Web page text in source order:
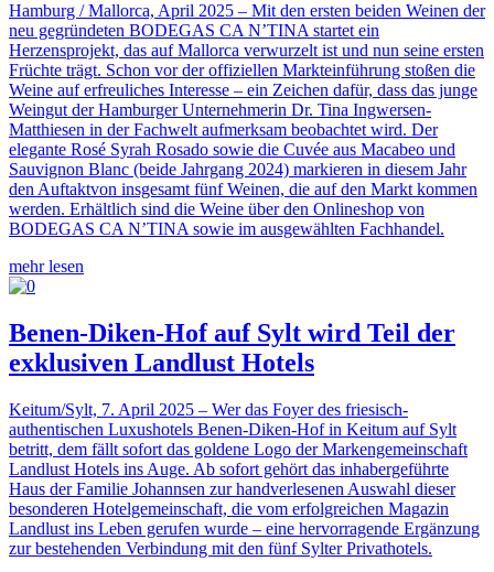
Hamburg / Mallorca, April 2025 – Mit den ersten beiden Weinen der
neu gegründeten BODEGAS CA N’TINA startet ein
Herzensprojekt, das auf Mallorca verwurzelt ist und nun seine ersten
Früchte trägt. Schon vor der offiziellen Markteinführung stoßen die
Weine auf erfreuliches Interesse – ein Zeichen dafür, dass das junge
Weingut der Hamburger Unternehmerin Dr. Tina Ingwersen-
Matthiesen in der Fachwelt aufmerksam beobachtet wird. Der
elegante Rosé Syrah Rosado sowie die Cuvée aus Macabeo und
Sauvignon Blanc (beide Jahrgang 2024) markieren in diesem Jahr
den Auftaktvon insgesamt fünf Weinen, die auf den Markt kommen
werden. Erhältlich sind die Weine über den Onlineshop von
BODEGAS CA N’TINA sowie im ausgewählten Fachhandel.
mehr lesen
Benen-Diken-Hof auf Sylt wird Teil der
exklusiven Landlust Hotels
Keitum/Sylt, 7. April 2025 – Wer das Foyer des friesisch-
authentischen Luxushotels Benen-Diken-Hof in Keitum auf Sylt
betritt, dem fällt sofort das goldene Logo der Markengemeinschaft
Landlust Hotels ins Auge. Ab sofort gehört das inhabergeführte
Haus der Familie Johannsen zur handverlesenen Auswahl dieser
besonderen Hotelgemeinschaft, die vom erfolgreichen Magazin
Landlust ins Leben gerufen wurde – eine hervorragende Ergänzung
zur bestehenden Verbindung mit den fünf Sylter Privathotels.